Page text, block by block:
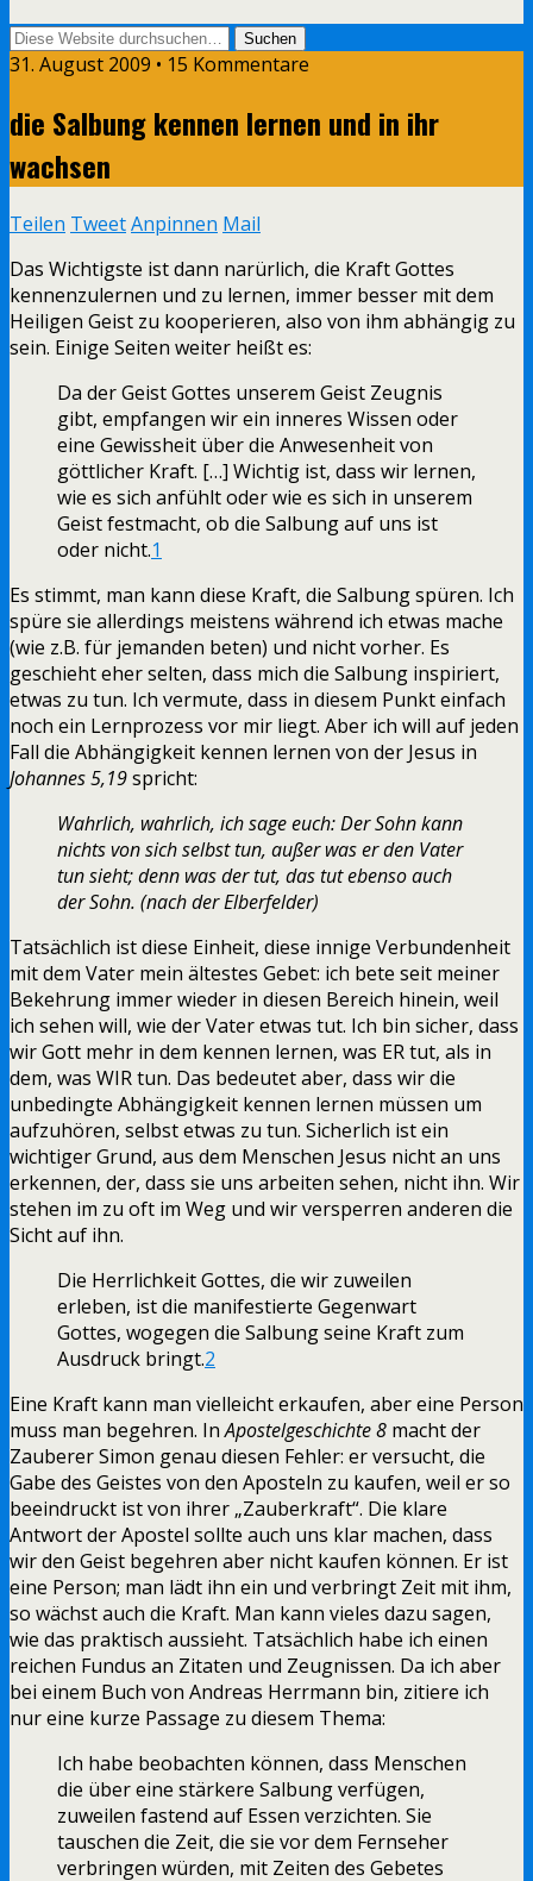
31. August 2009 • 15 Kommentare
die Salbung kennen lernen und in ihr
wachsen
Teilen TweetAnpinnen Mail
Das Wichtigste ist dann narürlich, die Kraft Gottes
kennenzulernen und zu lernen, immer besser mit dem
Heiligen Geist zu kooperieren, also von ihm abhängig zu
sein. Einige Seiten weiter heißt es:
Da der Geist Gottes unserem Geist Zeugnis
gibt, empfangen wir ein inneres Wissen oder
eine Gewissheit über die Anwesenheit von
göttlicher Kraft. […] Wichtig ist, dass wir lernen,
wie es sich anfühlt oder wie es sich in unserem
Geist festmacht, ob die Salbung auf uns ist
oder nicht.1
Es stimmt, man kann diese Kraft, die Salbung spüren. Ich
spüre sie allerdings meistens während ich etwas mache
(wie z.B. für jemanden beten) und nicht vorher. Es
geschieht eher selten, dass mich die Salbung inspiriert,
etwas zu tun. Ich vermute, dass in diesem Punkt einfach
noch ein Lernprozess vor mir liegt. Aber ich will auf jeden
Fall die Abhängigkeit kennen lernen von der Jesus in
Johannes 5,19spricht:
Wahrlich, wahrlich, ich sage euch: Der Sohn kann
nichts von sich selbst tun, außer was er den Vater
tun sieht; denn was der tut, das tut ebenso auch
der Sohn. (nach der Elberfelder)
Tatsächlich ist diese Einheit, diese innige Verbundenheit
mit dem Vater mein ältestes Gebet: ich bete seit meiner
Bekehrung immer wieder in diesen Bereich hinein, weil
ich sehen will, wie der Vater etwas tut. Ich bin sicher, dass
wir Gott mehr in dem kennen lernen, was ER tut, als in
dem, was WIR tun. Das bedeutet aber, dass wir die
unbedingte Abhängigkeit kennen lernen müssen um
aufzuhören, selbst etwas zu tun. Sicherlich ist ein
wichtiger Grund, aus dem Menschen Jesus nicht an uns
erkennen, der, dass sie uns arbeiten sehen, nicht ihn. Wir
stehen im zu oft im Weg und wir versperren anderen die
Sicht auf ihn.
Die Herrlichkeit Gottes, die wir zuweilen
erleben, ist die manifestierte Gegenwart
Gottes, wogegen die Salbung seine Kraft zum
Ausdruck bringt.2
Eine Kraft kann man vielleicht erkaufen, aber eine Person
muss man begehren. InApostelgeschichte 8 macht der
Zauberer Simon genau diesen Fehler: er versucht, die
Gabe des Geistes von den Aposteln zu kaufen, weil er so
beeindruckt ist von ihrer „Zauberkraft“. Die klare
Antwort der Apostel sollte auch uns klar machen, dass
wir den Geist begehren aber nicht kaufen können. Er ist
eine Person; man lädt ihn ein und verbringt Zeit mit ihm,
so wächst auch die Kraft. Man kann vieles dazu sagen,
wie das praktisch aussieht. Tatsächlich habe ich einen
reichen Fundus an Zitaten und Zeugnissen. Da ich aber
bei einem Buch von Andreas Herrmann bin, zitiere ich
nur eine kurze Passage zu diesem Thema:
Ich habe beobachten können, dass Menschen
die über eine stärkere Salbung verfügen,
zuweilen fastend auf Essen verzichten. Sie
tauschen die Zeit, die sie vor dem Fernseher
verbringen würden, mit Zeiten des Gebetes